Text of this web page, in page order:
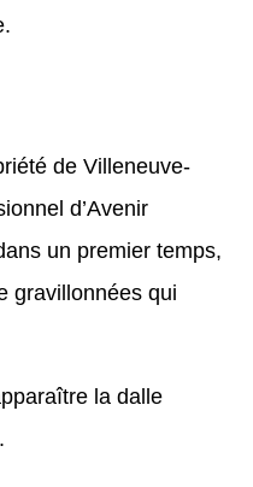
de Villeneuve-
d’Avenir
un premier temps,
gravillonnées qui
la dalle